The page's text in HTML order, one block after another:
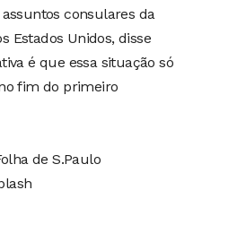
consulares da
Estados Unidos, disse
é que essa situação só
fim do primeiro
de S.Paulo